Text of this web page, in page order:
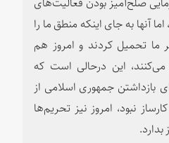
آنها به جای اینکه منطق ما را
ما تحمیل کردند و امروز هم
این درحالی است که
بازداشتن جمهوری اسلامی از
نبود،‌ امروز نیز تحریم‌ها
بدارد.